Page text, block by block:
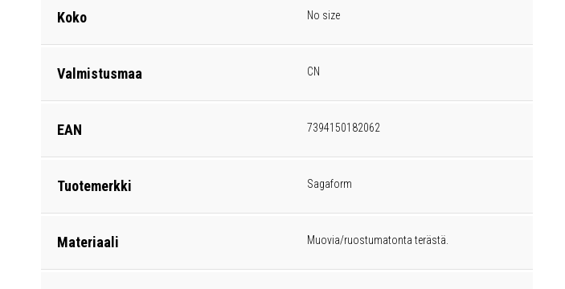
Koko No size
Valmistusmaa CN
EAN 7394150182062
Tuotemerkki Sagaform
Materiaali Muovia/ruostumatonta terästä.